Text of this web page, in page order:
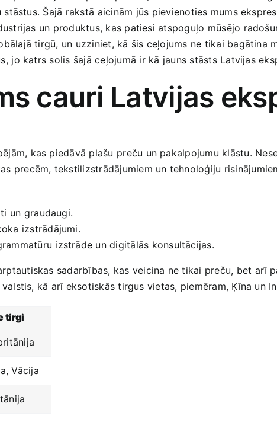
Šajā rakstā⁣ aicinām⁣ jūs pievienoties mums
un produktus, kas patiesi atspoguļo ⁤mūsējo
tirgū, un uzziniet, kā‌ šis ceļojums ne tikai bagātina
⁣jo katrs solis šajā ceļojumā ⁤ir ‍kā jauns stāsts Latvijas
cauri Latvijas
kas piedāvā plašu ⁤preču un pakalpojumu klāstu.
precēm, tekstilizstrādājumiem un tehnoloģiju
un graudaugi.
izstrādājumi.
izstrāde un digitālās konsultācijas.
sadarbības, kas ​veicina ne‍ tikai preču, bet⁣ arī​
kā arī eksotiskās‍ tirgus vietas, piemēram, Ķīna un
tirgi
Vācija